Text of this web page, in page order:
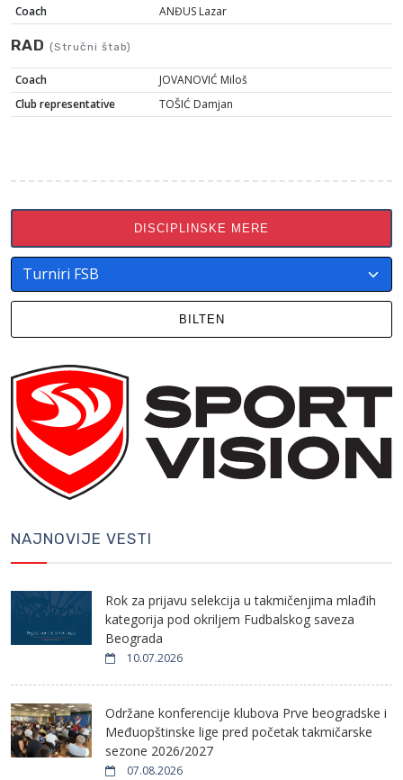
Coach ANĐUS Lazar
RAD (Stručni štab)
Coach
JOVANOVIĆ Miloš
Club representative
TOŠIĆ Damjan
DISCIPLINSKE MERE
BILTEN
NAJNOVIJE VESTI
Rok za prijavu selekcija u takmičenjima mlađih
kategorija pod okriljem Fudbalskog saveza
Beograda
10.07.2026
Održane konferencije klubova Prve beogradske i
Međuopštinske lige pred početak takmičarske
sezone 2026/2027
07.08.2026